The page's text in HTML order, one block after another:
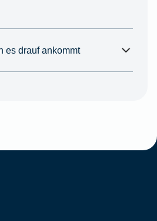
es drauf ankommt